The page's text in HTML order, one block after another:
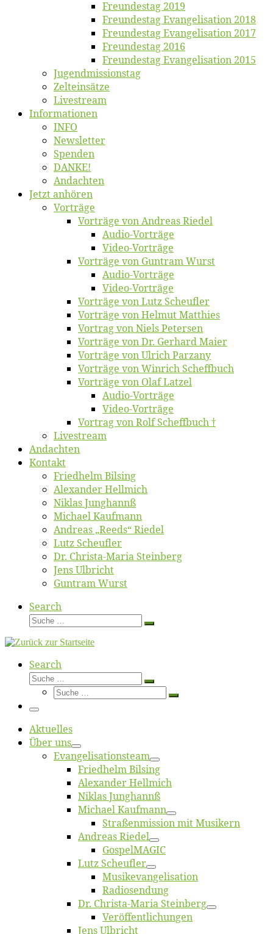
Freun­des­tag 2019
Freun­des­tag Evan­ge­li­sa­ti­on 2018
Freun­des­tag Evan­ge­li­sa­ti­on 2017
Freun­des­tag 2016
Freun­des­tag Evan­ge­li­sa­ti­on 2015
Jugend­mis­sions­tag
Zelt­ein­sät­ze
Live­stream
Informatio­nen
INFO
News­let­ter
Spen­den
DANKE!
An­dach­ten
Jetzt an­hö­ren
Vor­trä­ge
Vor­trä­ge von An­dre­as Riedel
Au­dio-Vor­trä­ge
Vi­deo-Vor­trä­ge
Vor­trä­ge von Gun­tram Wurst
Au­dio-Vor­trä­ge
Vi­deo-Vor­trä­ge
Vor­trä­ge von Lutz Scheufler
Vor­trä­ge von Hel­mut Matthies
Vor­trag von Niels Petersen
Vor­trä­ge von Dr. Ger­hard Maier
Vor­trä­ge von Ul­rich Parzany
Vor­trä­ge von Win­rich Scheffbuch
Vor­trä­ge von Olaf Latzel
Au­dio-Vor­trä­ge
Vi­deo-Vor­trä­ge
Vor­trag von Rolf Scheffbuch †
Live­stream
An­dach­ten
Kon­takt
Fried­helm Bilsing
Alex­an­der Hellmich
Ni­klas Junghannß
Mi­cha­el Kaufmann
An­dre­as „Reeds“ Riedel
Lutz Scheuf­ler
Dr. Chris­­ta-Ma­ria Steinberg
Jens Ulb­richt
Gun­tram Wurst
Search
Suche
Suche
Search
Suche
Suche
Suche
Suche
Menü
Ak­tu­el­les
Über uns
Evangelisa­tions­team
Fried­helm Bilsing
Alex­an­der Hellmich
Ni­klas Junghannß
Mi­cha­el Kaufmann
Straßenmis­sion mit Musikern
An­dre­as Riedel
Gos­pel­MA­GIC
Lutz Scheuf­ler
Musikevan­ge­li­sa­tion
Ra­dio­sen­dung
Dr. Chris­­ta-Ma­ria Steinberg
Ver­öf­fent­li­chun­gen
Jens Ulb­richt